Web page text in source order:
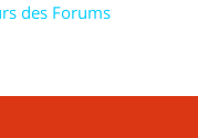
des Forums